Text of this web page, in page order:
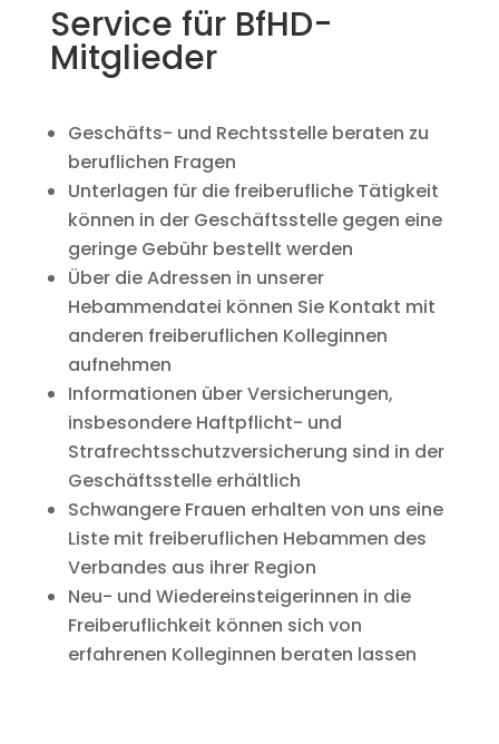
Service für BfHD-
Mitglieder
Geschäfts- und Rechtsstelle beraten zu
beruflichen Fragen
Unterlagen für die freiberufliche Tätigkeit
können in der Geschäftsstelle gegen eine
geringe Gebühr bestellt werden
Über die Adressen in unserer
Hebammendatei können Sie Kontakt mit
anderen freiberuflichen Kolleginnen
aufnehmen
Informationen über Versicherungen,
insbesondere Haftpflicht- und
Strafrechtsschutzversicherung sind in der
Geschäftsstelle erhältlich
Schwangere Frauen erhalten von uns eine
Liste mit freiberuflichen Hebammen des
Verbandes aus ihrer Region
Neu- und Wiedereinsteigerinnen in die
Freiberuflichkeit können sich von
erfahrenen Kolleginnen beraten lassen